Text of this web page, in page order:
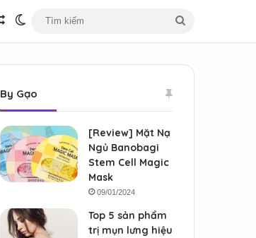
Bài viết ngẫu nhiên
Switch skin
kiếm
By Gạo
[Review] Mặt Nạ
Ngủ Banobagi
Stem Cell Magic
Mask
09/01/2024
Top 5 sản phẩm
trị mụn lưng hiệu